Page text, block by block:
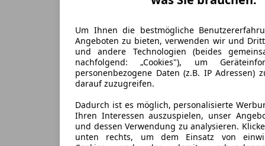
Um Ihnen die bestmögliche
Angeboten zu bieten, verwenden wir und
und andere Technologien (beides
nachfolgend: „Cookies"), um
personenbezogene Daten (z.B. IP Adressen)
darauf zuzugreifen.
Dadurch ist es möglich, personalisierte
Ihren Interessen auszuspielen, unser
und dessen Verwendung zu analysieren.
unten rechts, um dem Einsatz von